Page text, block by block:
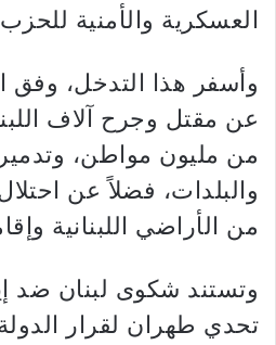
العسكرية والأمنية
وأسفر هذا التدخل، وفق
عن مقتل وجرح آلاف
من مليون مواطن،
والبلدات، فضلاً عن
من الأراضي اللبنانية
وتستند شكوى لبنان ضد
تحدي طهران لقرار الدولة